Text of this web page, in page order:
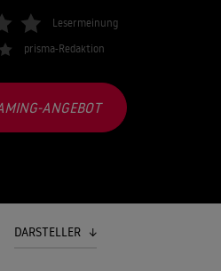
Lesermeinung
prisma-Redaktion
ANGEBOT
DARSTELLER